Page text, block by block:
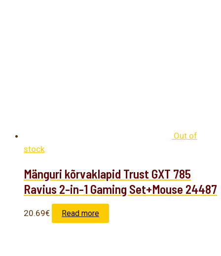
Out of
stock
Mänguri kõrvaklapid Trust GXT 785
Ravius 2-in-1 Gaming Set+Mouse 24487
20.69€ Read more